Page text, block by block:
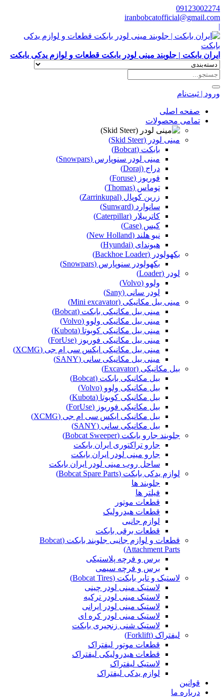
09123002274
iranbobcatofficial@gmail.com
|
ایران بابکت | جلوبند مینی لودر بابکت قطعات و لوازم یدکی بابکت
ورود | ثبت‌نام
صفحه اصلی
تمامی محصولات
مینی لودر (Skid Steer)
بابکت (Bobcat)
مینی لودر سنوپارس (Snowpars)
دراج (Doraj)
فوریوز (Foruse)
توماس (Thomas)
زرین کوپال (Zarrinkupal)
سانوارد (Sunward)
کاترپیلار (Caterpillar)
کیس (Case)
نیو هلند (New Holland)
هیوندای (Hyundai)
بکهولودر (Backhoe Loader)
بکهولودر سنوپارس (Snowpars)
لودر (Loader)
ولوو (Volvo)
لودر سانی (Sany)
مینی بیل مکانیکی (Mini excavator)
مینی بیل مکانیکی بابکت (Bobcat)
مینی بیل مکانیکی ولوو (Volvo)
مینی بیل مکانیکی کوبوتا (Kubota)
مینی بیل مکانیکی فوریوز (ForUse)
مینی بیل مکانیکی ایکس سی ام جی (XCMG)
مینی بیل مکانیکی سانی (SANY)
بیل مکانیکی (Excavator)
بیل مکانیکی بابکت (Bobcat)
بیل مکانیکی ولوو (Volvo)
بیل مکانیکی کوبوتا (Kubota)
بیل مکانیکی فوریوز (ForUse)
بیل مکانیکی ایکس سی ام جی (XCMG)
بیل مکانیکی سانی (SANY)
جلوبند جارو بابکت (Bobcat Sweeper)
جارو تراکتوری ایران بابکت
جارو مینی لودر ایران بابکت
ساحل روب مینی لودر ایران بابکت
لوازم یدکی بابکت (Bobcat Spare Parts)
جلوبند ها
فیلتر ها
قطعات موتور
قطعات هیدرولیک
لوازم جانبی
قطعات برقی بابکت
قطعات و لوازم جانبی جلوبند بابکت (Bobcat
Attachment Parts)
برس و فرچه پلاستیکی
برس و فرچه سیمی
لاستیک و تایر بابکت (Bobcat Tires)
لاستیک مینی لودر چینی
لاستیک مینی لودر ترکیه
لاستیک مینی لودر ایرانی
لاستیک مینی لودر کره ای
لاستیک شنی زنجیری بابکت
لیفتراک (Forklift)
قطعات موتور لیفتراک
قطعات هیدرولیکی لیفتراک
لاستیک لیفتراک
لوازم یدکی لیفتراک
قوانین
درباره ما